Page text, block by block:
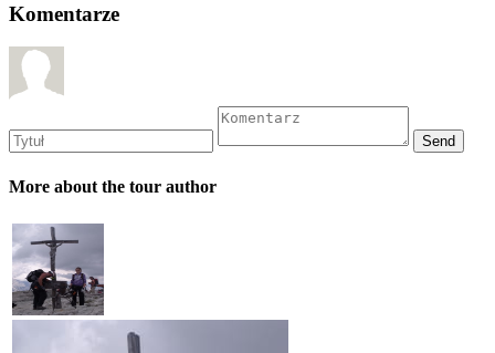
Komentarze
More about the tour author